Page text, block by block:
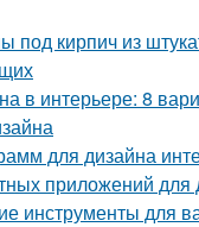
под кирпич из
в интерьере: 8
для дизайна
приложений для
инструменты для